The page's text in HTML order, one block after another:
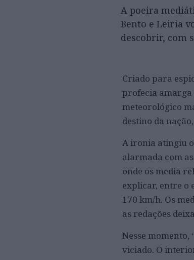
A poeira
Bento e Leiria
descobrir, com
Criado para
profecia amarga
meteorológico
destino da
​A ironia atingiu
alarmada com
onde os media
explicar, entre o
170 km/h. Os
as redações
​Nesse momento,
viciado. O